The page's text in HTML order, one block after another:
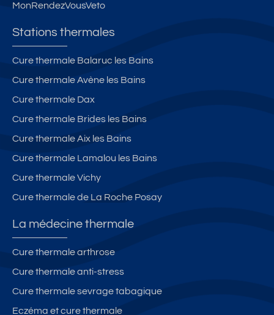
MonRendezVousVeto
Stations thermales
Cure thermale Balaruc les Bains
Cure thermale Avène les Bains
Cure thermale Dax
Cure thermale Brides les Bains
Cure thermale Aix les Bains
Cure thermale Lamalou les Bains
Cure thermale Vichy
Cure thermale de La Roche Posay
La médecine thermale
Cure thermale arthrose
Cure thermale anti-stress
Cure thermale sevrage tabagique
Eczéma et cure thermale